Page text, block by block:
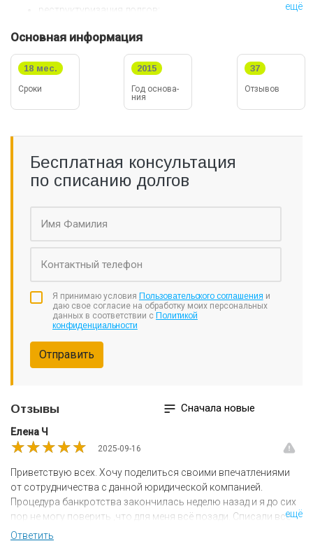
Основная информация
Сроки
18 мес.
Год ос­но­ва­
ния
2015
Отзывов
37
реструктуризация долгов;
списание практически любого типа долга: по кредитным
картам и кредитам, коммунальным платежам,
микрозаймам, поручительствам и т.д.;
сохранение за Вами залогового имущества.
Вам стоит выбрать юридическую компанию «Щит права»,
результат в тексте договора;
мы оказываем услугу полного юридического
сопровождения;
оплата происходит после окончания дела;
мы предоставляем бесплатную первичную
отследить.
ещё
Бесплатная консультация
по списанию долгов
Я принимаю условия Пользовательского соглашения и
даю свое согласие на обработку моих персональных
данных в соответствии с Политикой
конфиденциальности
Отправить
Сначала новые
Отзывы
Елена Ч
2025-09-16
★★★★★
★★★★★
★★★★★
Приветствую всех. Хочу поделиться своими впечатлениями
от сотрудничества с данной юридической компанией.
Процедура банкротства закончилась неделю назад и я до сих
пор не могу поверить ,что для меня всё позади. Списали все
долги!!! Не нахожу даже слов благодарности юристам
ещё
Ответить